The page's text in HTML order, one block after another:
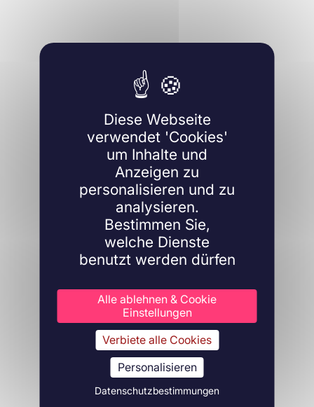
Diese Webseite
verwendet 'Cookies'
um Inhalte und
Anzeigen zu
personalisieren und zu
analysieren.
Bestimmen Sie,
welche Dienste
benutzt werden dürfen
Alle ablehnen & Cookie
Einstellungen
Verbiete alle Cookies
Personalisieren
Datenschutzbestimmungen